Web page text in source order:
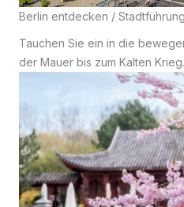
Berlin entdecken /
Tauchen Sie ein in die
der Mauer bis zum Kalten Krieg.